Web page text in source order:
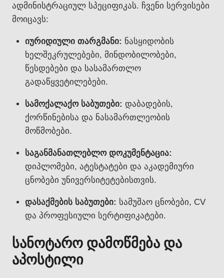
ადმინისტრაციულ სპეციფიკას. ჩვენი სერვისები
მოიცავს:
იურიდიული თარგმანი: ნასყიდობის
ხელშეკრულებები, მინდობილობები,
წესდებები და სასამართლო
გადაწყვეტილებები.
სამოქალაქო საბუთები: დაბადების,
ქორწინებისა და ნასამართლეობის
მოწმობები.
საგანმანათლებლო დოკუმენტაცია:
დიპლომები, ატესტატები და აკადემიური
ცნობები უნივერსიტეტებისთვის.
დასაქმების საბუთები: სამუშაო ცნობები, CV
და პროფესიული სერტიფიკატები.
სანოტარო დამოწმება და
აპოსტილი